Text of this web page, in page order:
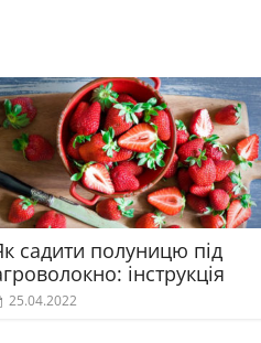
садити полуницю під
інструкція
25.04.2022